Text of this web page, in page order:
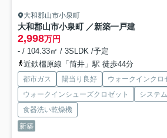
大和郡山市小泉町
大和郡山市小泉町 ／新築一戸建
2,998万円
- / 104.33㎡ / 3SLDK /予定
近鉄橿原線「筒井」駅 徒歩44分
都市ガス 陽当り良好
ウォークインクロ
ウォークインシューズクロゼット
システ
食器洗い乾燥機
新築